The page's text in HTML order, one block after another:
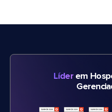
Líderem